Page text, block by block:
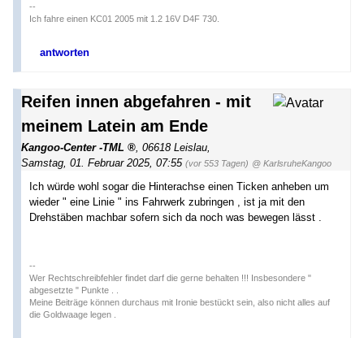
--
Ich fahre einen KC01 2005 mit 1.2 16V D4F 730.
antworten
Reifen innen abgefahren - mit
meinem Latein am Ende
Kangoo-Center -TML 06618 Leislau
Samstag, 01. Februar 2025, 07:55 (vor 553 Tagen) @ KarlsruheKangoo
Ich würde wohl sogar die Hinterachse einen Ticken anheben um
wieder " eine Linie " ins Fahrwerk zubringen , ist ja mit den
Drehstäben machbar sofern sich da noch was bewegen lässt .
--
Wer Rechtschreibfehler findet darf die gerne behalten !!! Insbesondere "
abgesetzte " Punkte . .
Meine Beiträge können durchaus mit Ironie bestückt sein, also nicht alles auf
die Goldwaage legen .